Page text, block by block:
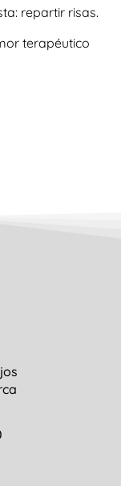
repartir risas.
terapéutico